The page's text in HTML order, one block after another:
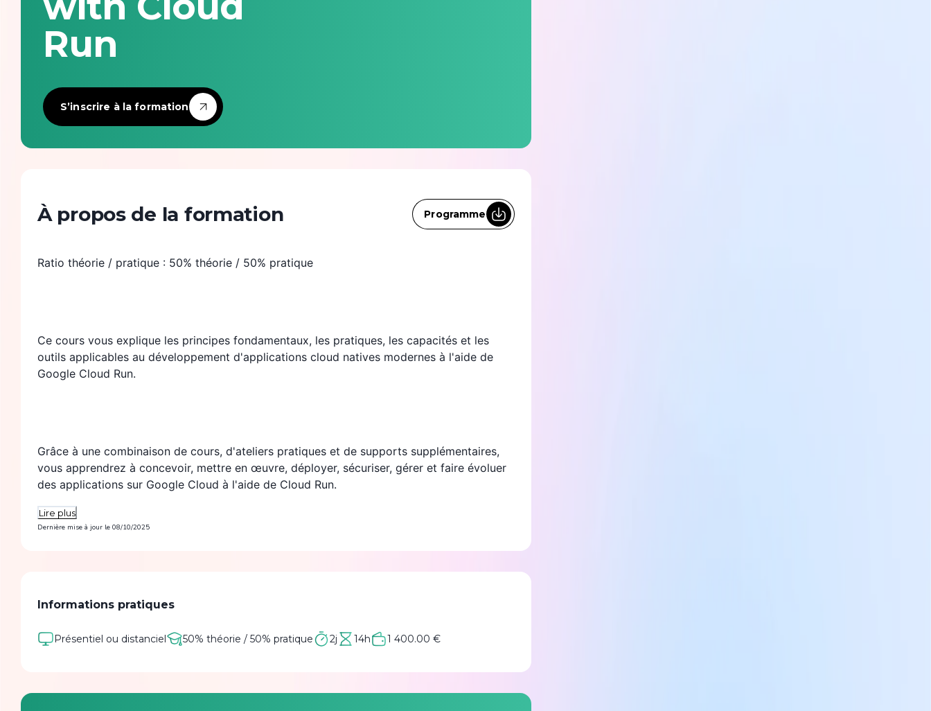
Infrastructure & devops
Intelligence artificielle
Numérique responsable & accessibilité
Run
S’inscrire à la formation
À propos de la formation Programme
Ratio théorie / pratique : 50% théorie / 50% pratique
Ce cours vous explique les principes fondamentaux, les pratiques, les capacités et les
outils applicables au développement d'applications cloud natives modernes à l'aide de
Google Cloud Run.
Grâce à une combinaison de cours, d'ateliers pratiques et de supports supplémentaires,
vous apprendrez à concevoir, mettre en œuvre, déployer, sécuriser, gérer et faire évoluer
des applications sur Google Cloud à l'aide de Cloud Run.
Lire plus
Dernière mise à jour le 08/10/2025
Informations pratiques
Présentiel ou distanciel 50% théorie / 50% pratique 2j 14h 1 400.00 €